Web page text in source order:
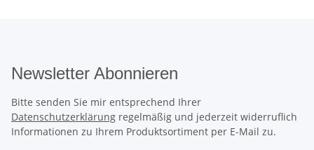
Newsletter Abonnieren
Bitte senden Sie mir entsprechend Ihrer
Datenschutzerklärung regelmäßig und jederzeit widerruflich
Informationen zu Ihrem Produktsortiment per E-Mail zu.